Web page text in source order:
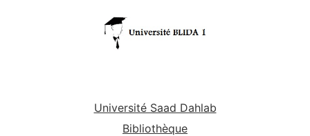
Université Saad Dahlab
Bibliothèque